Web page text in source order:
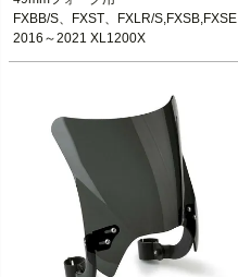
2006～2017 ダイナ※FXDFは不可
2013～2017 FXSB/SE
2009～2012 XR1200/X
national cycle（ナショナル サイク
FXBB/S、FXST、FXLR/S,FXSB,FXSE
2016～2021 XL1200X